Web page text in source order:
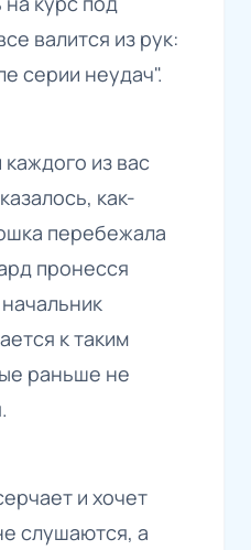
валится из рук:
серии неудач".
из вас
как-
перебежала
пронесся
к таким
раньше не
и хочет
слушаются, а